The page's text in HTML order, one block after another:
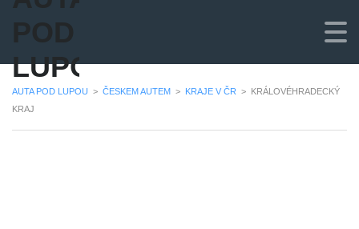
POD
LUPOU
AUTA POD LUPOU > ČESKEM AUTEM > KRAJE V ČR > KRÁLOVÉHRADECKÝ
KRAJ